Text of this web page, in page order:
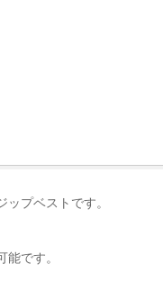
プベストです。
です。